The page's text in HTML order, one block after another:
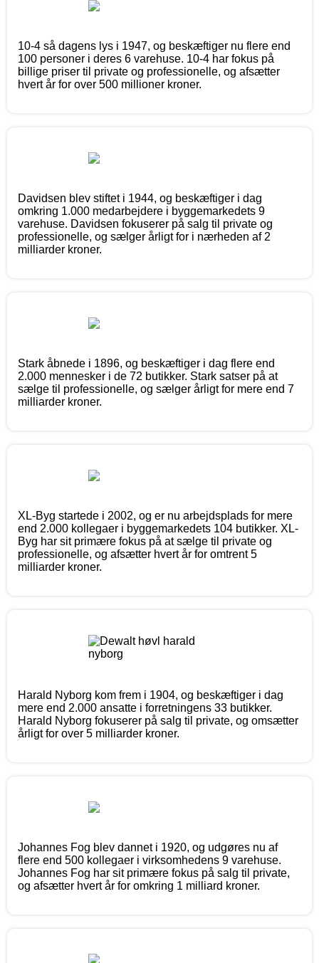
10-4 så dagens lys i 1947, og beskæftiger nu flere end
100 personer i deres 6 varehuse. 10-4 har fokus på
billige priser til private og professionelle, og afsætter
hvert år for over 500 millioner kroner.
Davidsen blev stiftet i 1944, og beskæftiger i dag
omkring 1.000 medarbejdere i byggemarkedets 9
varehuse. Davidsen fokuserer på salg til private og
professionelle, og sælger årligt for i nærheden af 2
milliarder kroner.
Stark åbnede i 1896, og beskæftiger i dag flere end
2.000 mennesker i de 72 butikker. Stark satser på at
sælge til professionelle, og sælger årligt for mere end 7
milliarder kroner.
XL-Byg startede i 2002, og er nu arbejdsplads for mere
end 2.000 kollegaer i byggemarkedets 104 butikker. XL-
Byg har sit primære fokus på at sælge til private og
professionelle, og afsætter hvert år for omtrent 5
milliarder kroner.
Harald Nyborg kom frem i 1904, og beskæftiger i dag
mere end 2.000 ansatte i forretningens 33 butikker.
Harald Nyborg fokuserer på salg til private, og omsætter
årligt for over 5 milliarder kroner.
Johannes Fog blev dannet i 1920, og udgøres nu af
flere end 500 kollegaer i virksomhedens 9 varehuse.
Johannes Fog har sit primære fokus på salg til private,
og afsætter hvert år for omkring 1 milliard kroner.